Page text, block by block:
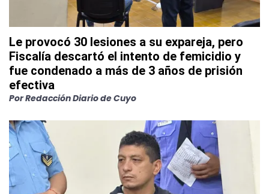
Le provocó 30 lesiones a su expareja, pero
Fiscalía descartó el intento de femicidio y
fue condenado a más de 3 años de prisión
efectiva
PorRedacción Diario de Cuyo